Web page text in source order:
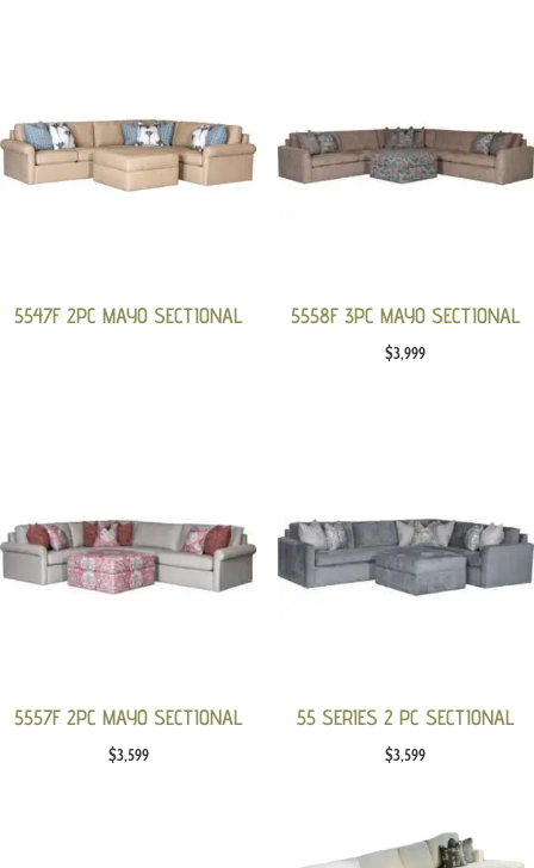
5547F 2PC MAYO SECTIONAL 5558F 3PC MAYO SECTIONAL
$3,999
5557F 2PC MAYO SECTIONAL
$3,599
55 SERIES 2 PC SECTIONAL
$3,599